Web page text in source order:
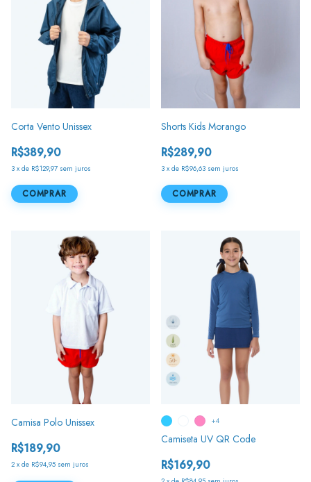
Corta Vento Unissex
R$389,90
3 x de R$129,97 sem juros
COMPRAR
Shorts Kids Morango
R$289,90
3 x de R$96,63 sem juros
COMPRAR
Camisa Polo Unissex
R$189,90
2 x de R$94,95 sem juros
Camiseta UV QR Code
R$169,90
+4